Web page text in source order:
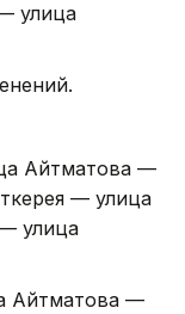
улица
Айтматова —
— улица
улица
Айтматова —